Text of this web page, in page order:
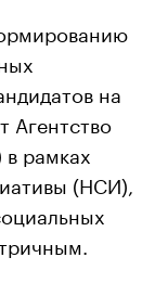
на
Агентство
рамках
(НСИ),